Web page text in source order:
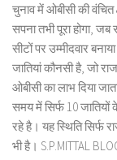
चुनाव में ओबीसी की वंचित
सपना तभी पूरा होगा, जब
सीटों पर उम्मीदवार
जातियां कौनसी है, जो
ओबीसी का लाभ दिया
समय में सिर्फ 10 जातियों
रहे है। यह स्थिति सिर्फ
भी है। S.P.MITTAL